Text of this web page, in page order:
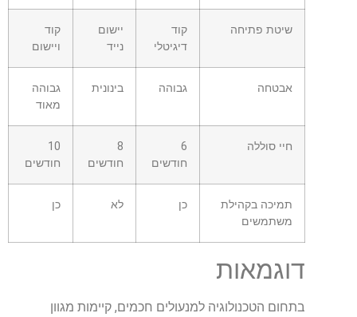
שיטת פתיחה
קוד
דיגיטלי
יישום
נייד
קוד
ויישום
אבטחה גבוהה בינונית
גבוהה
מאוד
חיי סוללה
6
חודשים
8
חודשים
10
חודשים
תמיכה בקהילת
משתמשים
כן לא כן
דוגמאות
בתחום הטכנולוגיה למנעולים חכמים, קיימות מגוון